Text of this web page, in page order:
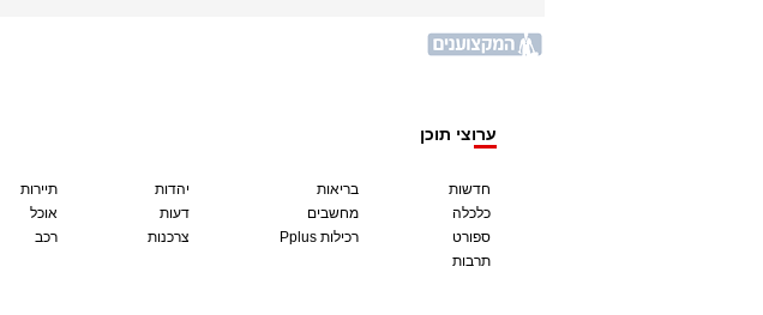
ערוצי תוכן
חדשות
כלכלה
ספורט
תרבות
בריאות
מחשבים
Pplus רכילות
יהדות
דעות
צרכנות
תיירות
אוכל
רכב